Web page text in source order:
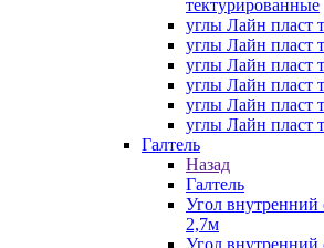
тектурированные
углы Лайн пласт
углы Лайн пласт
углы Лайн пласт
углы Лайн пласт
углы Лайн пласт
углы Лайн пласт
Галтель
Назад
Галтель
Угол
2,7м
Угол